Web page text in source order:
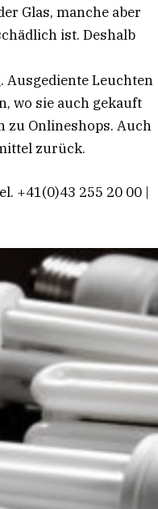
Glas, manche aber
ist. Deshalb
Ausgediente Leuchten
wo sie auch gekauft
zu Onlineshops. Auch
zurück.
+41(0)43 255 20 00 |